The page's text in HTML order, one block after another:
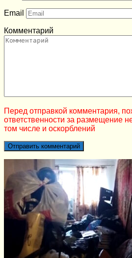
Email
Комментарий
Перед отправкой комментария,
ответственности за размещение
том числе и оскорблений